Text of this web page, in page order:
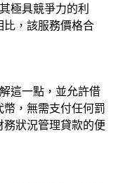
極具競爭力的利
，該服務價格合
這一點，並允許借
，無需支付任何罰
狀況管理貸款的便